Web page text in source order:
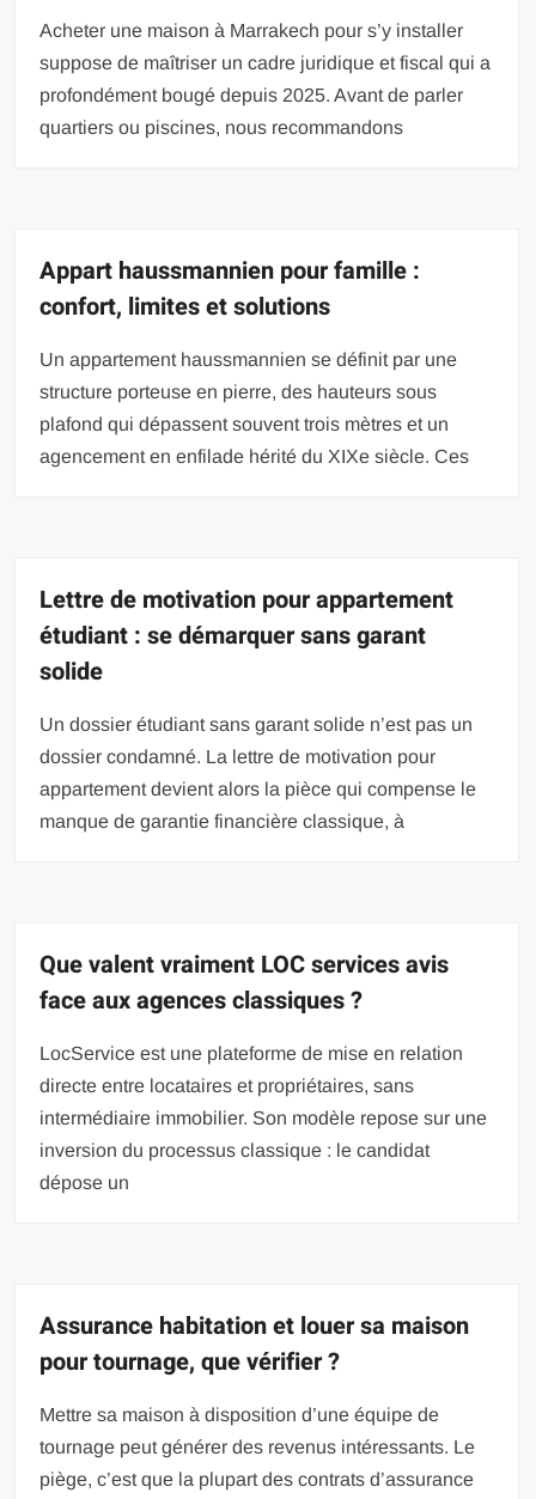
Acheter une maison à Marrakech pour s’y installer
suppose de maîtriser un cadre juridique et fiscal qui a
profondément bougé depuis 2025. Avant de parler
quartiers ou piscines, nous recommandons
Appart haussmannien pour famille :
confort, limites et solutions
Un appartement haussmannien se définit par une
structure porteuse en pierre, des hauteurs sous
plafond qui dépassent souvent trois mètres et un
agencement en enfilade hérité du XIXe siècle. Ces
Lettre de motivation pour appartement
étudiant : se démarquer sans garant
solide
Un dossier étudiant sans garant solide n’est pas un
dossier condamné. La lettre de motivation pour
appartement devient alors la pièce qui compense le
manque de garantie financière classique, à
Que valent vraiment LOC services avis
face aux agences classiques ?
LocService est une plateforme de mise en relation
directe entre locataires et propriétaires, sans
intermédiaire immobilier. Son modèle repose sur une
inversion du processus classique : le candidat
dépose un
Assurance habitation et louer sa maison
pour tournage, que vérifier ?
Mettre sa maison à disposition d’une équipe de
tournage peut générer des revenus intéressants. Le
piège, c’est que la plupart des contrats d’assurance